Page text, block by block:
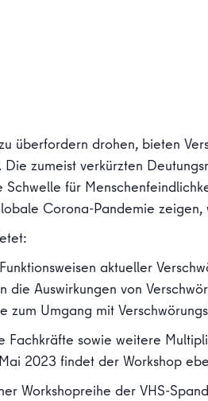
überfordern drohen, bieten
zumeist verkürzten
für
Corona-Pandemie zeigen,
aktueller
die Auswirkungen von
zum Umgang mit
sowie weitere
2023 findet der Workshop
Workshopreihe der VHS-